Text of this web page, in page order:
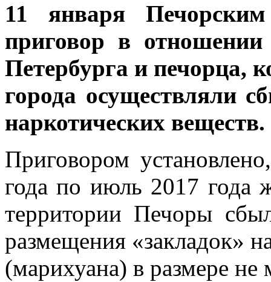
11 января
приговор в
Петербурга и печорца,
города осуществляли
наркотических веществ.
Приговором
года по июль 2017 года
территории Печоры
размещения «закладок»
(марихуана) в размере не